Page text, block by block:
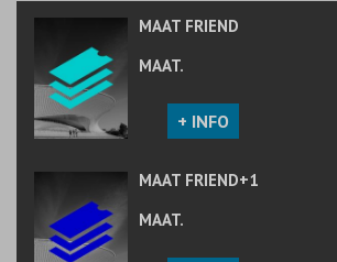
MAAT FRIEND
MAAT.
+ INFO
MAAT FRIEND+1
MAAT.